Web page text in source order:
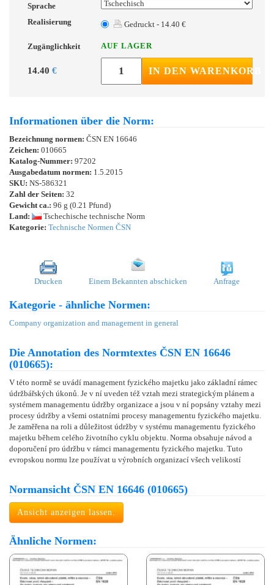
Sprache
Realisierung
Gedruckt - 14.40 €
Zugänglichkeit AUF LAGER
14.40 € IN DEN WARENKORB
Informationen über die Norm:
Bezeichnung normen: ČSN EN 16646
Zeichen: 010665
Katalog-Nummer: 97202
Ausgabedatum normen: 1.5.2015
SKU: NS-586321
Zahl der Seiten: 32
Gewicht ca.: 96 g (0.21 Pfund)
Land:
Tschechische technische Norm
Kategorie: Technische Normen ČSN
Drucken Einem Bekannten abschicken Anfrage
Kategorie - ähnliche Normen:
Company organization and management in general
Die Annotation des Normtextes ČSN EN 16646
(010665):
V této normě se uvádí management fyzického majetku jako základní rámec
údržbářských úkonů. Je v ní uveden též vztah mezi strategickým plánem a
systémem managementu údržby organizace a jsou v ní popsány vztahy mezi
procesy údržby a všemi ostatními procesy managementu fyzického majetku.
Je zaměřena na roli a důležitost údržby v systému managementu fyzického
majetku během celého životního cyklu objektu. Norma obsahuje návod a
doporučení pro údržbu v rámci managementu fyzického majetku. Tuto
evropskou normu lze používat u výrobních organizací všech velikostí
Normansicht ČSN EN 16646 (010665)
Ansicht anzeigen lassen.
Ähnliche Normen: